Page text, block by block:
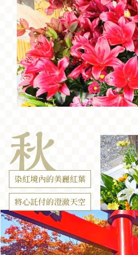
染紅境內的美麗紅葉
將心託付的澄澈天空